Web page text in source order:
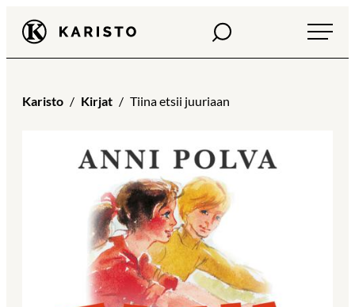
Siirry
suoraan
sisältöön
Karisto Haku
Karisto Kirjat Tiina etsii juuriaan